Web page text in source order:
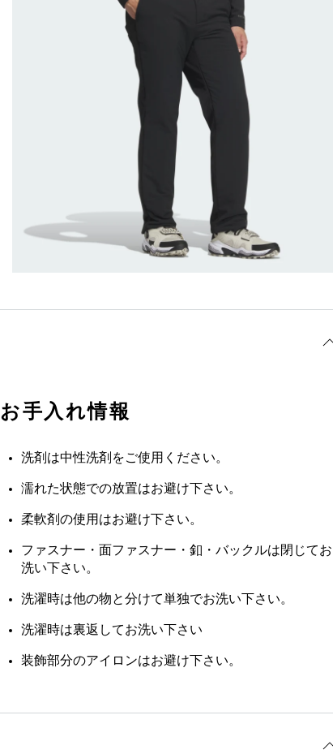
お手入れ情報
洗剤は中性洗剤をご使用ください。
濡れた状態での放置はお避け下さい。
柔軟剤の使用はお避け下さい。
ファスナー・面ファスナー・釦・バックルは閉じてお
洗い下さい。
洗濯時は他の物と分けて単独でお洗い下さい。
洗濯時は裏返してお洗い下さい
装飾部分のアイロンはお避け下さい。